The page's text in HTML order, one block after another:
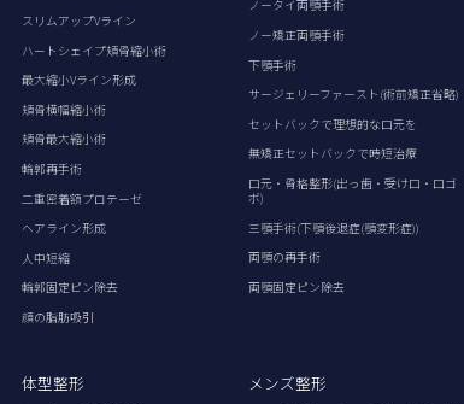
スリムアップVライン
ハートシェイプ頬骨縮小術
最大縮小Vライン形成
頬骨横幅縮小術
頬骨最大縮小術
輪郭再手術
二重密着額プロテーゼ
ヘアライン形成
人中短縮
輪郭固定ピン除去
顔の脂肪吸引
ノータイ両顎手術
ノー矯正両顎手術
下顎手術
サージェリーファースト(術前矯正省略)
セットバックで理想的な口元を
無矯正セットバックで時短治療
口元・骨格整形(出っ歯・受け口・口ゴ
ボ)
三顎手術(下顎後退症(顎変形症))
両顎の再手術
両顎固定ピン除去
体型整形 メンズ整形